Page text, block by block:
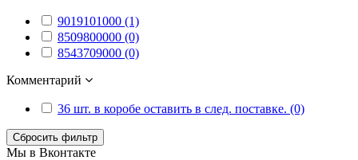
9019101000 (1)
8509800000 (0)
8543709000 (0)
Комментарий
36 шт. в коробе оставить в след. поставке. (0)
Сбросить фильтр
Мы в Вконтакте